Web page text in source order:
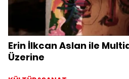
Erin İlkcan Aslan ile
Üzerine